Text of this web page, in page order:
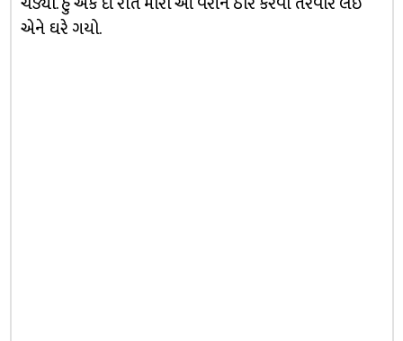
એને ઘરે ગયો.